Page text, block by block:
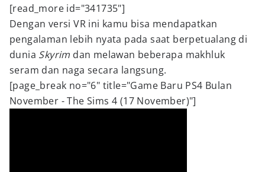
[read_more id="341735"]
Dengan versi VR ini kamu bisa mendapatkan
pengalaman lebih nyata pada saat berpetualang di
dunia Skyrim dan melawan beberapa makhluk
seram dan naga secara langsung.
[page_break no="6" title="Game Baru PS4 Bulan
November - The Sims 4 (17 November)"]